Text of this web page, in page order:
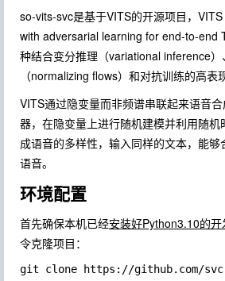
so-vits-svc是基于VITS的开源项目，
with adversarial learning for end-to-end
种结合变分推理（variational inference
（normalizing flows）和对抗训练的高表
VITS通过隐变量而非频谱串联起来语音
器，在隐变量上进行随机建模并利用随
成语音的多样性，输入同样的文本，能
语音。
环境配置
首先确保本机已经安装好Python3.10的
令克隆项目：